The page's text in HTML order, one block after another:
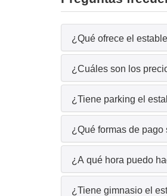
¿Qué ofrece el
¿Cuáles son los
¿Tiene parking el
¿Qué formas de
¿A qué hora puedo
¿Tiene gimnasio el